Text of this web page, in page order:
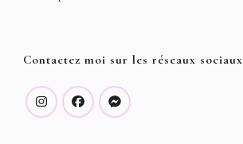
Contactez moi sur les réseaux sociaux